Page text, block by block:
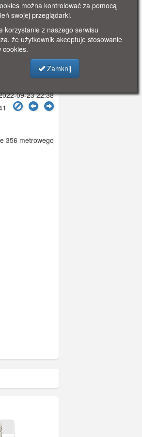
09-23 22:38
356 metrowego
można kontrolować za pomocą
swojej przeglądarki.
korzystanie z naszego serwisu
że użytkownik akceptuje stosowanie
cookies.
Zamknij